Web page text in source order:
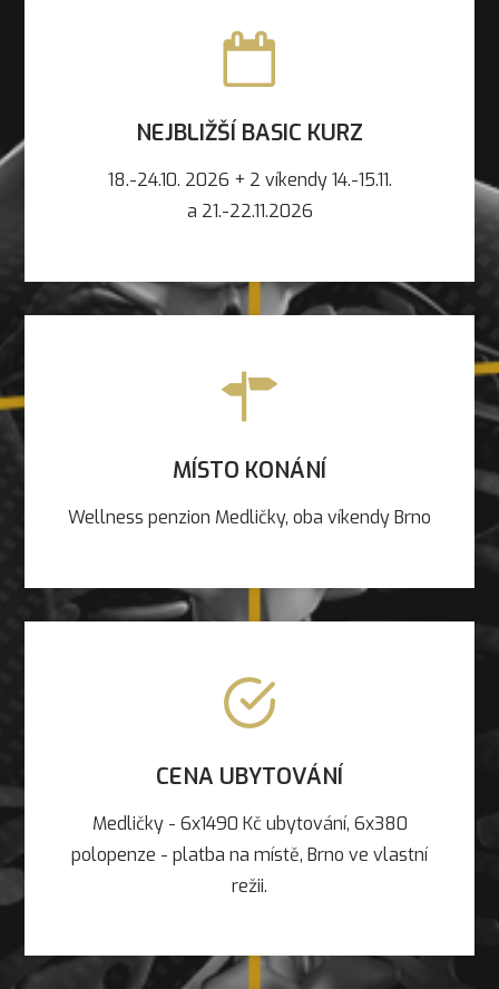
NEJBLIŽŠÍ BASIC KURZ
18.-24.10. 2026 + 2 víkendy 14.-15.11.
a 21.-22.11.2026
MÍSTO KONÁNÍ
Wellness penzion Medličky, oba víkendy Brno
CENA UBYTOVÁNÍ
Medličky - 6x1490 Kč ubytování, 6x380
polopenze - platba na místě, Brno ve vlastní
režii.